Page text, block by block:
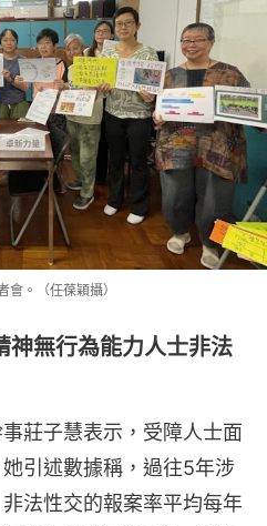
。（任葆穎攝）
神無行為能力人士非法
莊子慧表示，受障人士面
引述數據稱，過往5年涉
非法性交的報案率平均每年